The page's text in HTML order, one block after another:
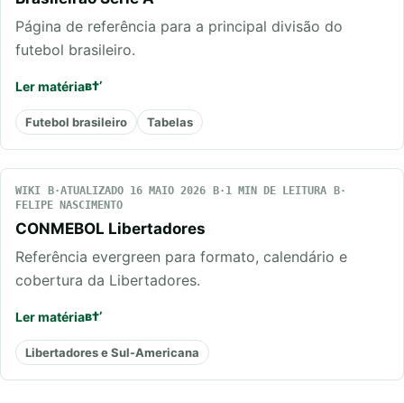
Página de referência para a principal divisão do
futebol brasileiro.
Ler matéria
Futebol brasileiro Tabelas
WIKI ATUALIZADO 16 MAIO 2026
1 MIN DE LEITURA
FELIPE NASCIMENTO
CONMEBOL Libertadores
Referência evergreen para formato, calendário e
cobertura da Libertadores.
Ler matéria
Libertadores e Sul-Americana